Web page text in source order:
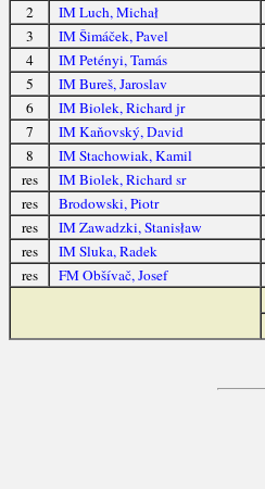
2
IM Luch, Michał
3
IM Šimáček, Pavel
4
IM Petényi, Tamás
5
IM Bureš, Jaroslav
6
IM Biolek, Richard jr
7
IM Kaňovský, David
8
IM Stachowiak, Kamil
res
IM Biolek, Richard sr
res
Brodowski, Piotr
res
IM Zawadzki, Stanisław
res
IM Sluka, Radek
res
FM Obšívač, Josef